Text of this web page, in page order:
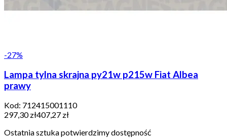
-27%
Lampa tylna skrajna py21w p215w Fiat Albea
prawy
Kod: 712415001110
297,30 zł407,27 zł
Ostatnia sztuka potwierdzimy dostępność